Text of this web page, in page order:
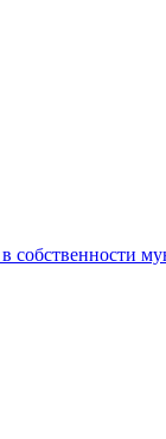
собственности